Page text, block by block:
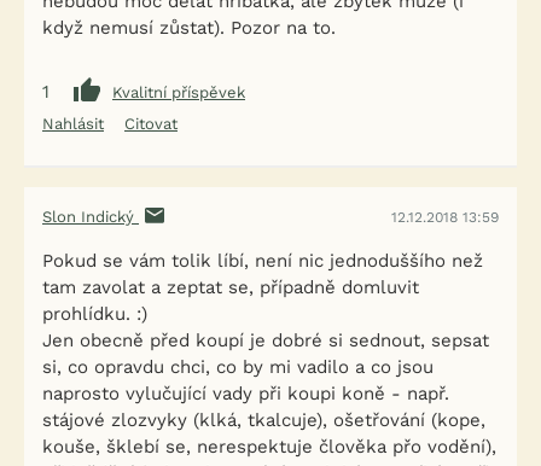
když nemusí zůstat). Pozor na to.
1
Kvalitní příspěvek
Nahlásit
Citovat
Slon Indický 12.12.2018 13:59
Pokud se vám tolik líbí, není nic jednoduššího než
tam zavolat a zeptat se, případně domluvit
prohlídku. :)
Jen obecně před koupí je dobré si sednout, sepsat
si, co opravdu chci, co by mi vadilo a co jsou
naprosto vylučující vady při koupi koně - např.
stájové zlozvyky (klká, tkalcuje), ošetřování (kope,
kouše, šklebí se, nerespektuje člověka přo vodění),